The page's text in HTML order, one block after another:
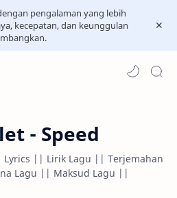
pengalaman yang lebih
kecepatan, dan keunggulan
- Speed
Lyrics || Lirik Lagu || Terjemahan
Lagu || Maksud Lagu ||